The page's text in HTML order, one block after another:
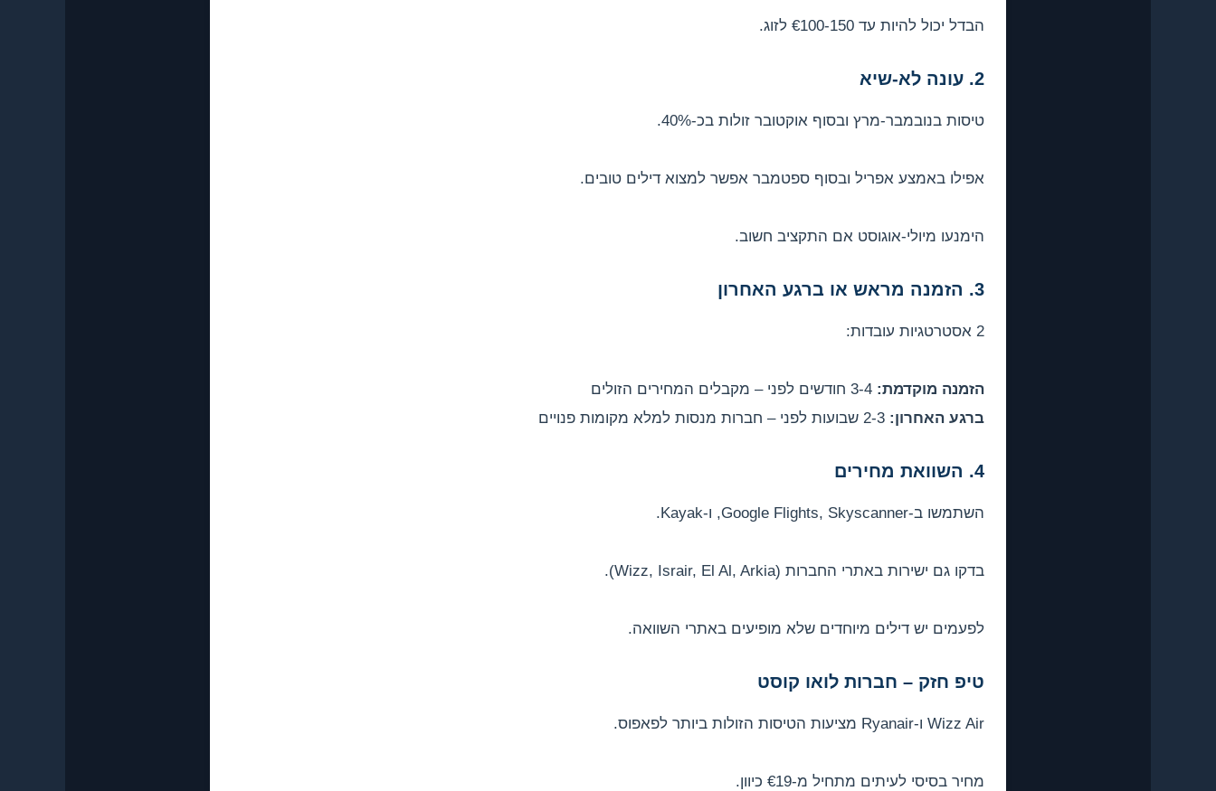
הבדל יכול להיות עד €100-150 לזוג.
2. עונה לא-שיא
טיסות בנובמבר-מרץ ובסוף אוקטובר זולות בכ-40%.
אפילו באמצע אפריל ובסוף ספטמבר אפשר למצוא דילים טובים.
הימנעו מיולי-אוגוסט אם התקציב חשוב.
3. הזמנה מראש או ברגע האחרון
2 אסטרטגיות עובדות:
הזמנה מוקדמת:
ברגע האחרון:
4. השוואת מחירים
השתמשו ב-Google Flights, Skyscanner, ו-Kayak.
בדקו גם ישירות באתרי החברות (Wizz, Israir, El Al, Arkia).
לפעמים יש דילים מיוחדים שלא מופיעים באתרי השוואה.
טיפ חזק – חברות לואו קוסט
Wizz Air ו-Ryanair מציעות הטיסות הזולות ביותר לפאפוס.
מחיר בסיסי לעיתים מתחיל מ-€19 כיוון.